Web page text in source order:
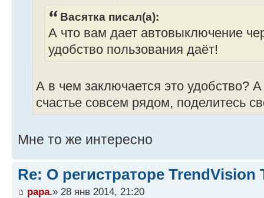
Васятка писал(а):
А что вам дает автовыключение
удобство пользования даёт!
А в чем заключается это удобство?
счастье совсем рядом, поделитесь
Мне то же интересно
Re: О регистраторе TrendVision
papa.» 28 янв 2014, 21:20